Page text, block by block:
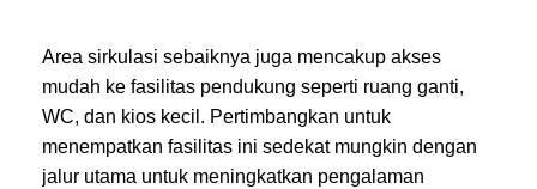
Area sirkulasi sebaiknya juga mencakup akses
mudah ke fasilitas pendukung seperti ruang ganti,
WC, dan kios kecil. Pertimbangkan untuk
menempatkan fasilitas ini sedekat mungkin dengan
jalur utama untuk meningkatkan pengalaman